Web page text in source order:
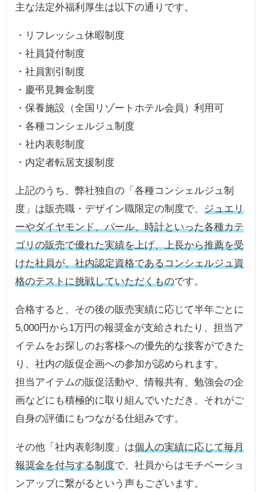
主な法定外福利厚生は以下の通りです。
・リフレッシュ休暇制度
・社員貸付制度
・社員割引制度
・慶弔見舞金制度
・保養施設（全国リゾートホテル会員）利用可
・各種コンシェルジュ制度
・社内表彰制度
・内定者転居支援制度
上記のうち、弊社独自の「各種コンシェルジュ制
度」は販売職・デザイン職限定の制度で、ジュエリ
ーやダイヤモンド、パール、時計といった各種カテ
ゴリの販売で優れた実績を上げ、上長から推薦を受
けた社員が、社内認定資格であるコンシェルジュ資
格のテストに挑戦していただくものです。
合格すると、その後の販売実績に応じて半年ごとに
5,000円から1万円の報奨金が支給されたり、担当ア
イテムをお探しのお客様への優先的な接客ができた
り、社内の販促企画への参加が認められます。
担当アイテムの販促活動や、情報共有、勉強会の企
画などにも積極的に取り組んでいただき、それがご
自身の評価にもつながる仕組みです。
その他「社内表彰制度」は個人の実績に応じて毎月
報奨金を付与する制度で、社員からはモチベーショ
ンアップに繋がるという声もございます。